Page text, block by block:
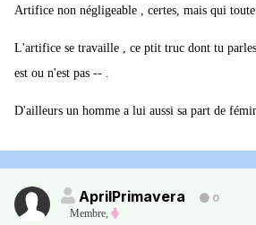
Artifice non négligeable , certes, mais qui
L'artifice se travaille , ce ptit truc dont tu
est ou n'est pas -- .
D'ailleurs un homme a lui aussi sa part de
AprilPrimavera
0
Membre